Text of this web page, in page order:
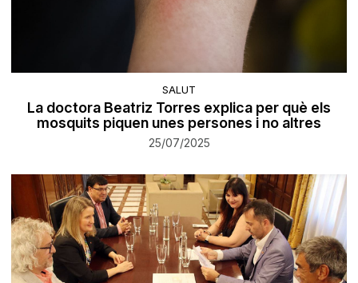
SALUT
La doctora Beatriz Torres explica per què els
mosquits piquen unes persones i no altres
25/07/2025